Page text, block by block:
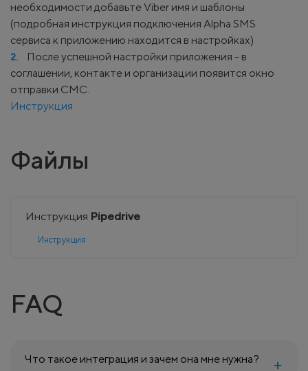
необходимости добавьте Viber имя и шаблоны
(подробная инструкция подключения Alpha SMS
сервиса к приложению находится в настройках)
После успешной настройки приложения - в
соглашении, контакте и организации появится окно
отправки СМС.
Инструкция
Файлы
Инструкция Pipedrive
Инструкция
FAQ
Что такое интеграция и зачем она мне нужна?